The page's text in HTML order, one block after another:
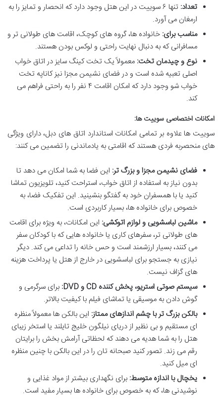
تعداد:
تنها ۶ سوییت در این هتل وجود دارد که انحصار و تمایز را به
ارمغان می آورد.
مناسب برای: خانواده ها، گروه های کوچک، اقامت های طولانی تر و
مسافرانی که به دنبال نهایت راحتی و لوکس بودن هستند.
نوع و چیدمان تخت: معمولاً یک تخت کینگ سایز در اتاق خواب
اصلی تعبیه شده است و در فضای نشیمن مجزا نیز کاناپه تخت
خواب شو وجود دارد که امکان اقامت ۴ نفر را به راحتی فراهم می
کند.
امکانات اختصاصی سوییت ها:
سوییت ها علاوه بر تمامی امکانات استاندارد اتاق های دبل، دارای ویژگی
های منحصربه فردی هستند که اقامتی به یادماندنی را تضمین می کنند:
فضای نشیمن مجزا و بزرگ تر: این فضا به شما امکان می دهد تا
بدون نیاز به استفاده از اتاق خواب، استراحت کنید، تلویزیون تماشا
کنید یا با همسفران خود به گفتگو بنشینید. این تفکیک فضا، به
خصوص برای خانواده ها، بسیار کاربردی است.
ماشین لباسشویی و لوازم اتوکشی: این امکانات، به ویژه برای اقامت
های طولانی تر، سفرهای کاری یا خانواده هایی که با کودکان سفر
می کنند، بسیار ارزشمند است و حس خانه را تداعی می کند. دیگر
نیازی به جستجو برای لباسشویی در خارج از هتل یا پرداخت هزینه
های گزاف نیست.
سیستم صوتی استریو، پخش کننده CD و DVD:
برای سرگرمی و
گوش دادن به موسیقی یا تماشای فیلم با کیفیت بالاتر.
بالکن بزرگ تر با چشم اندازهای ممتاز: این بالکن ها معمولاً منظره
ای مستقیم و بی نظیر از دریای نیلگون خلیج تایلند یا استخر زیبای
هتل را به شما هدیه می دهند که لحظاتی آرامش بخش را برایتان
رقم می زند. تصور کنید صبحانه تان را در این بالکن با چنین منظره
ای میل کنید.
یخچال با اندازه متوسط: برای نگهداری بیشتر از مواد غذایی و
نوشیدنی ها، که به خصوص برای خانواده ها بسیار مفید است.